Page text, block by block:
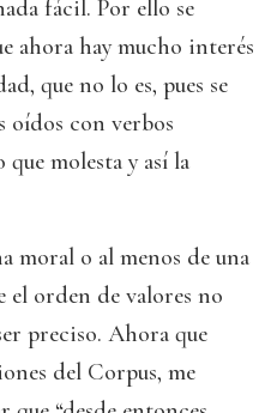
fácil. Por ello se
ahora hay mucho interés
que no lo es, pues se
oídos con verbos
molesta y así la
moral o al menos de una
el orden de valores no
preciso. Ahora que
del Corpus, me